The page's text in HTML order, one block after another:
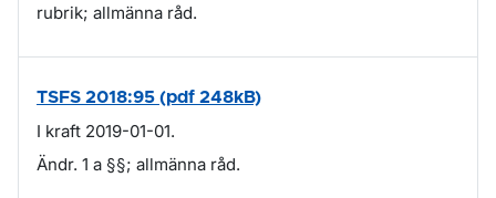
rubrik; allmänna råd.
TSFS 2018:95 (pdf 248kB)
I kraft 2019-01-01.
Ändr. 1 a §§; allmänna råd.